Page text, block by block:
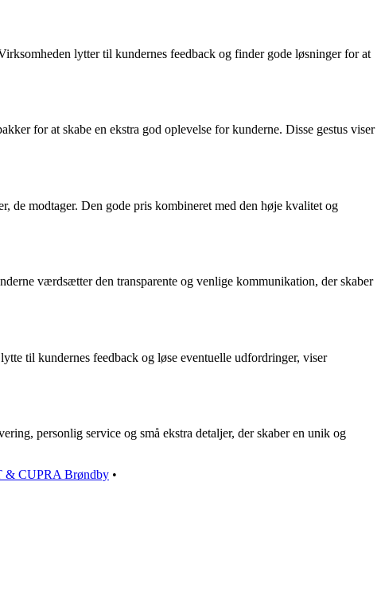
lytter til kundernes feedback og finder gode løsninger for at
for at skabe en ekstra god oplevelse for kunderne. Disse gestus viser
modtager. Den gode pris kombineret med den høje kvalitet og
værdsætter den transparente og venlige kommunikation, der skaber
til kundernes feedback og løse eventuelle udfordringer, viser
personlig service og små ekstra detaljer, der skaber en unik og
& CUPRA Brøndby •